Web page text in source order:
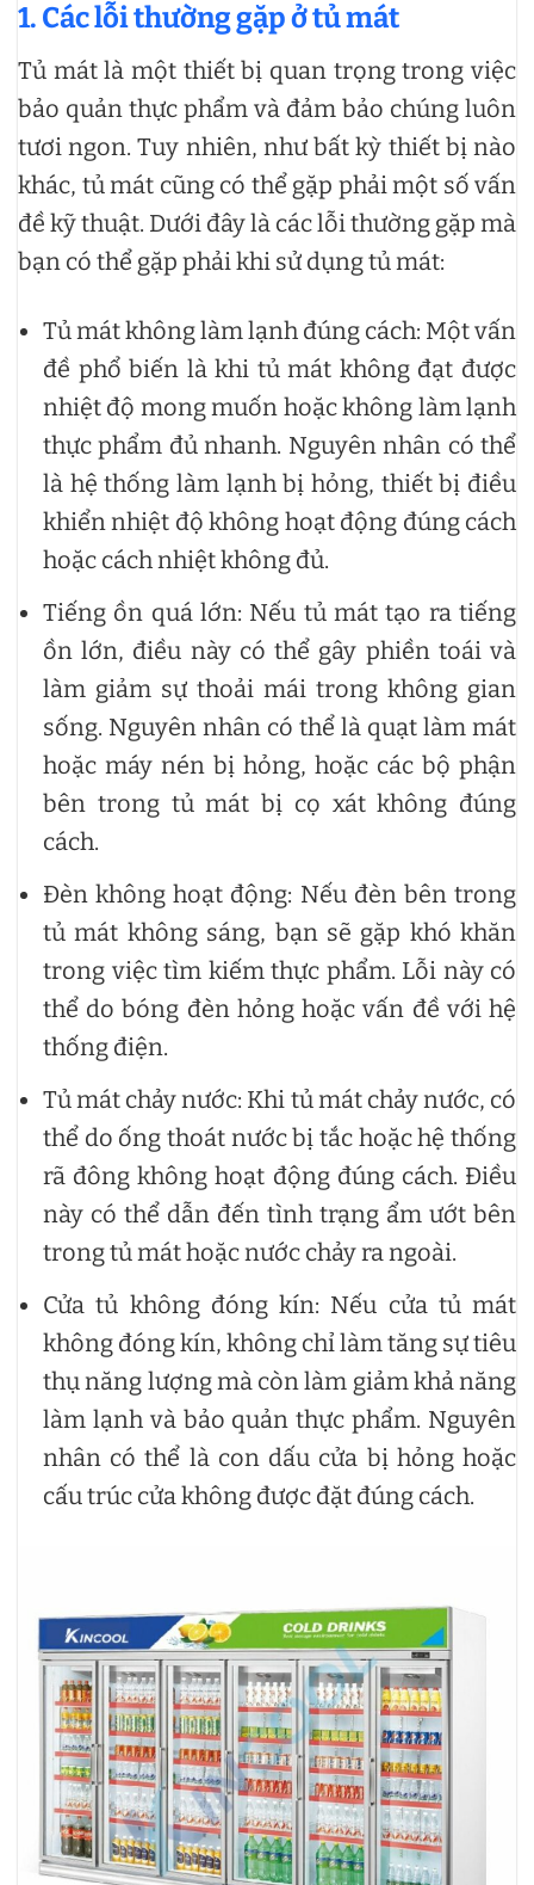
1. Các lỗi thường gặp ở tủ mát
Tủ mát là một thiết bị quan trọng trong việc
bảo quản thực phẩm và đảm bảo chúng luôn
tươi ngon. Tuy nhiên, như bất kỳ thiết bị nào
khác, tủ mát cũng có thể gặp phải một số vấn
đề kỹ thuật. Dưới đây là các lỗi thường gặp mà
bạn có thể gặp phải khi sử dụng tủ mát:
Tủ mát không làm lạnh đúng cách: Một vấn
đề phổ biến là khi tủ mát không đạt được
nhiệt độ mong muốn hoặc không làm lạnh
thực phẩm đủ nhanh. Nguyên nhân có thể
là hệ thống làm lạnh bị hỏng, thiết bị điều
khiển nhiệt độ không hoạt động đúng cách
hoặc cách nhiệt không đủ.
Tiếng ồn quá lớn: Nếu tủ mát tạo ra tiếng
ồn lớn, điều này có thể gây phiền toái và
làm giảm sự thoải mái trong không gian
sống. Nguyên nhân có thể là quạt làm mát
hoặc máy nén bị hỏng, hoặc các bộ phận
bên trong tủ mát bị cọ xát không đúng
cách.
Đèn không hoạt động: Nếu đèn bên trong
tủ mát không sáng, bạn sẽ gặp khó khăn
trong việc tìm kiếm thực phẩm. Lỗi này có
thể do bóng đèn hỏng hoặc vấn đề với hệ
thống điện.
Tủ mát chảy nước: Khi tủ mát chảy nước, có
thể do ống thoát nước bị tắc hoặc hệ thống
rã đông không hoạt động đúng cách. Điều
này có thể dẫn đến tình trạng ẩm ướt bên
trong tủ mát hoặc nước chảy ra ngoài.
Cửa tủ không đóng kín: Nếu cửa tủ mát
không đóng kín, không chỉ làm tăng sự tiêu
thụ năng lượng mà còn làm giảm khả năng
làm lạnh và bảo quản thực phẩm. Nguyên
nhân có thể là con dấu cửa bị hỏng hoặc
cấu trúc cửa không được đặt đúng cách.